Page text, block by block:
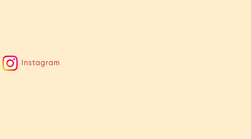
Instagram